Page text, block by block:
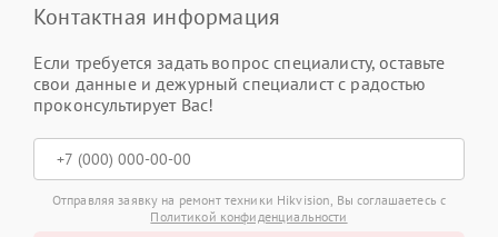
Контактная информация
Если требуется задать вопрос специалисту, оставьте
свои данные и дежурный специалист с радостью
проконсультирует Вас!
Отправляя заявку на ремонт техники Hikvision, Вы соглашаетесь с
Политикой конфиденциальности